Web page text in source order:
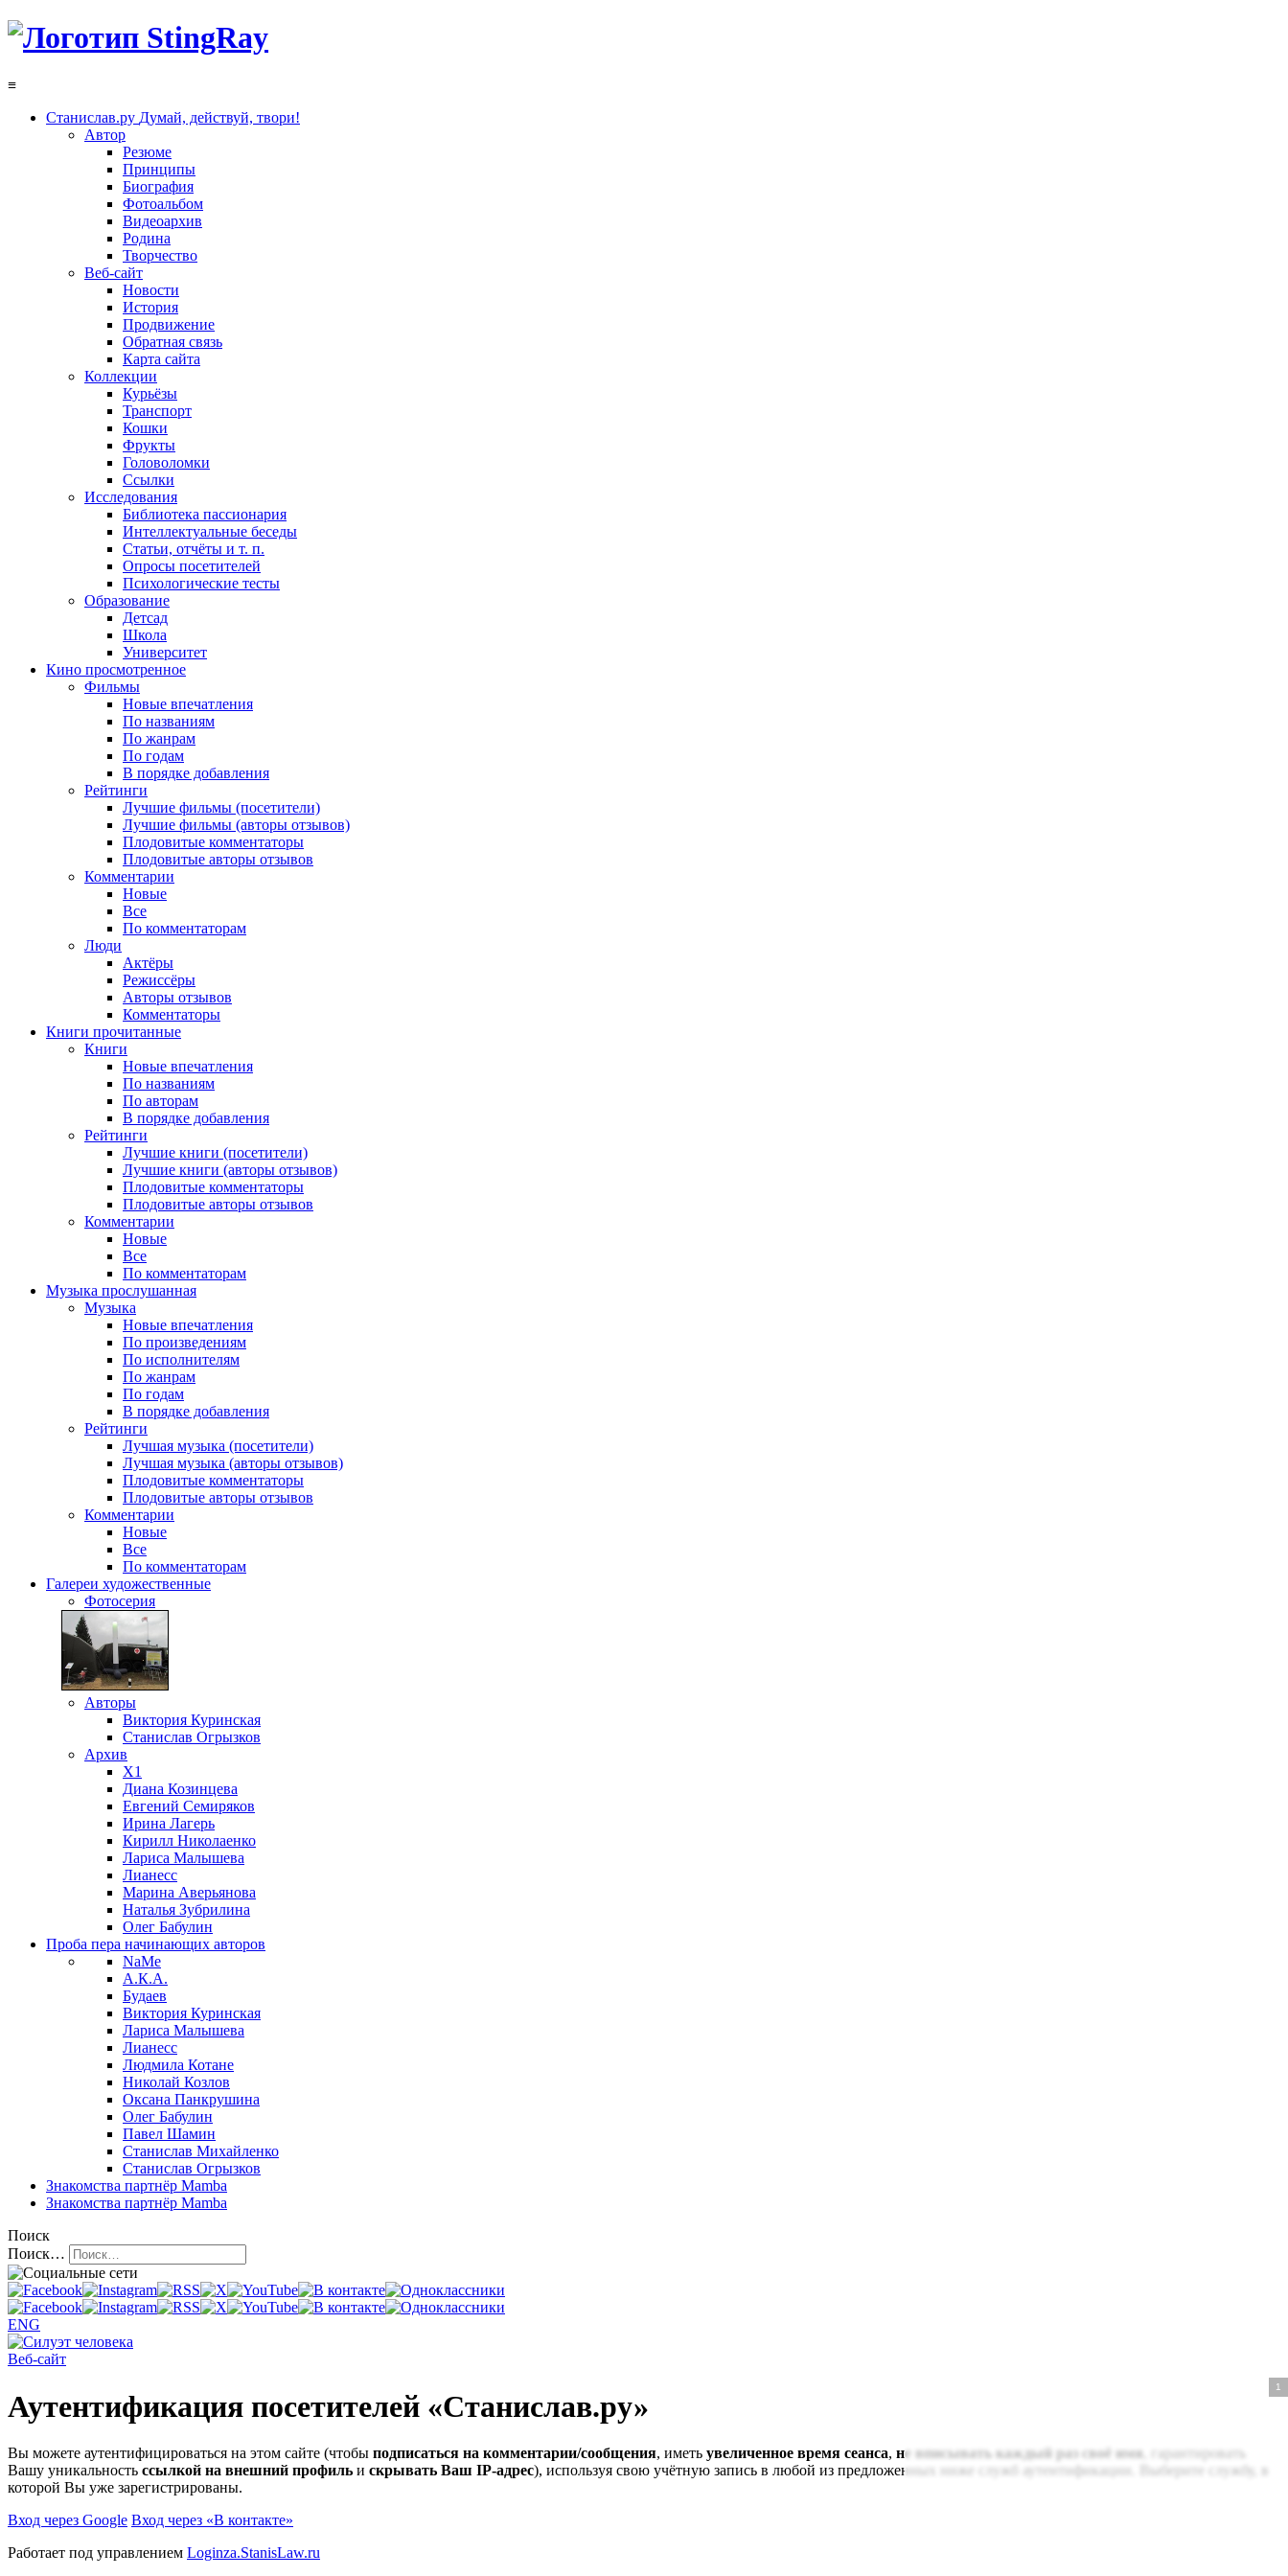
≡
Станислав.ру Думай, действуй, твори!
Автор
Резюме
Принципы
Биография
Фотоальбом
Видеоархив
Родина
Творчество
Веб-сайт
Новости
История
Продвижение
Обратная связь
Карта сайта
Коллекции
Курьёзы
Транспорт
Кошки
Фрукты
Головоломки
Ссылки
Исследования
Библиотека пассионария
Интеллектуальные беседы
Статьи, отчёты и т. п.
Опросы посетителей
Психологические тесты
Образование
Детсад
Школа
Университет
Кино просмотренное
Фильмы
Новые впечатления
По названиям
По жанрам
По годам
В порядке добавления
Рейтинги
Лучшие фильмы (посетители)
Лучшие фильмы (авторы отзывов)
Плодовитые комментаторы
Плодовитые авторы отзывов
Комментарии
Новые
Все
По комментаторам
Люди
Актёры
Режиссёры
Авторы отзывов
Комментаторы
Книги прочитанные
Книги
Новые впечатления
По названиям
По авторам
В порядке добавления
Рейтинги
Лучшие книги (посетители)
Лучшие книги (авторы отзывов)
Плодовитые комментаторы
Плодовитые авторы отзывов
Комментарии
Новые
Все
По комментаторам
Музыка прослушанная
Музыка
Новые впечатления
По произведениям
По исполнителям
По жанрам
По годам
В порядке добавления
Рейтинги
Лучшая музыка (посетители)
Лучшая музыка (авторы отзывов)
Плодовитые комментаторы
Плодовитые авторы отзывов
Комментарии
Новые
Все
По комментаторам
Галереи художественные
Фотосерия
Авторы
Виктория Куринская
Станислав Огрызков
Архив
X1
Диана Козинцева
Евгений Семиряков
Ирина Лагерь
Кирилл Николаенко
Лариса Малышева
Лианесс
Марина Аверьянова
Наталья Зубрилина
Олег Бабулин
Проба пера начинающих авторов
NaMe
А.К.А.
Будаев
Виктория Куринская
Лариса Малышева
Лианесс
Людмила Котане
Николай Козлов
Оксана Панкрушина
Олег Бабулин
Павел Шамин
Станислав Михайленко
Станислав Огрызков
Знакомства партнёр Mamba
Знакомства партнёр Mamba
Поиск
Поиск…
ENG
Веб-сайт
Аутентификация посетителей «Станислав.ру»
Вы можете аутентифицироваться на этом сайте (чтобы подписаться на комментарии/сообщения, иметь увеличенное время сеанса, не вписывать каждый раз своё имя , гарантировать
Вашу уникальность ссылкой на внешний профиль и скрывать Ваш IP-адрес), используя свою учётную запись в любой из предложенных ниже служб аутентификации. Выберите службу, в
которой Вы уже зарегистрированы.
Вход через Google Вход через «В контакте»
Работает под управлением Loginza.StanisLaw.ru